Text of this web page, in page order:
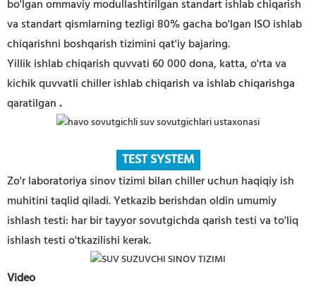
bo'lgan ommaviy modullashtirilgan standart ishlab chiqarish
va standart qismlarning tezligi 80% gacha bo'lgan ISO ishlab
chiqarishni boshqarish tizimini qat'iy bajaring.
Yillik ishlab chiqarish quvvati 60 000 dona, katta, o'rta va
kichik quvvatli chiller ishlab chiqarish va ishlab chiqarishga
qaratilgan.
TEST SYSTEM
Zo'r laboratoriya sinov tizimi bilan chiller uchun haqiqiy ish
muhitini taqlid qiladi. Yetkazib berishdan oldin umumiy
ishlash testi: har bir tayyor sovutgichda qarish testi va to'liq
ishlash testi o'tkazilishi kerak.
Video